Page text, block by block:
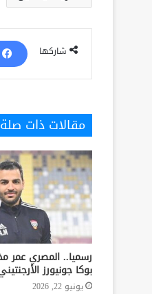
شاركها
مقالات ذات صلة
رسميا.. المصري عمر
بوكا جونيورز
يونيو 22, 2026